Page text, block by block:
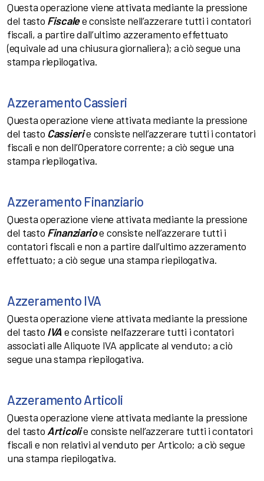
Questa operazione viene attivata mediante la pressione
del tasto Fiscalee consiste nell’azzerare tutti i contatori
fiscali, a partire dall’ultimo azzeramento effettuato
(equivale ad una chiusura giornaliera); a ciò segue una
stampa riepilogativa.
Azzeramento Cassieri
Questa operazione viene attivata mediante la pressione
del tasto Cassierie consiste nell’azzerare tutti i contatori
fiscali e non dell’Operatore corrente; a ciò segue una
stampa riepilogativa.
Azzeramento Finanziario
Questa operazione viene attivata mediante la pressione
del tasto Finanziarioe consiste nell’azzerare tutti i
contatori fiscali e non a partire dall’ultimo azzeramento
effettuato; a ciò segue una stampa riepilogativa.
Azzeramento IVA
Questa operazione viene attivata mediante la pressione
del tasto IVA e consiste nell’azzerare tutti i contatori
associati alle Aliquote IVA applicate al venduto; a ciò
segue una stampa riepilogativa.
Azzeramento Articoli
Questa operazione viene attivata mediante la pressione
del tasto Articolie consiste nell’azzerare tutti i contatori
fiscali e non relativi al venduto per Articolo; a ciò segue
una stampa riepilogativa.